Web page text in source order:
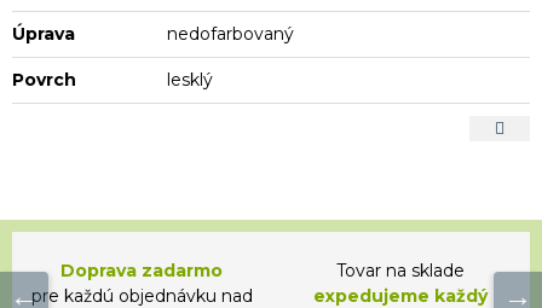
Úprava nedofarbovaný
Povrch lesklý
Doprava zadarmo
pre každú objednávku nad
Tovar na sklade
expedujeme každý